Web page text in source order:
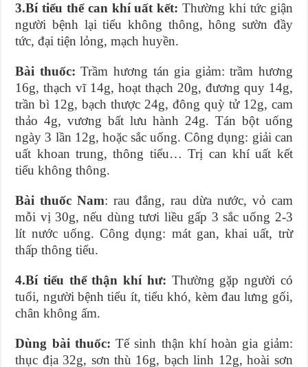
3.Bí tiểu thể can khí uất kết: Thường khi tức giận
người bệnh lại tiểu không thông, hông sườn đầy
tức, đại tiện lỏng, mạch huyền.
Bài thuốc: Trầm hương tán gia giảm: trầm hương
16g, thạch vĩ 14g, hoạt thạch 20g, đương quy 14g,
trần bì 12g, bạch thược 24g, đông quỳ tử 12g, cam
thảo 4g, vương bất lưu hành 24g. Tán bột uống
ngày 3 lần 12g, hoặc sắc uống. Công dụng: giải can
uất khoan trung, thông tiểu… Trị can khí uất kết
tiểu không thông.
Bài thuốc Nam: rau đắng, rau dừa nước, vỏ cam
mỗi vị 30g, nếu dùng tươi liều gấp 3 sắc uống 2-3
lít nước uống. Công dụng: mát gan, khai uất, trừ
thấp thông tiểu.
4.Bí tiểu thể thận khí hư: Thường gặp người có
tuổi, người bệnh tiểu ít, tiểu khó, kèm đau lưng gối,
chân không ấm.
Dùng bài thuốc: Tế sinh thận khí hoàn gia giảm:
thục địa 32g, sơn thù 16g, bạch linh 12g, hoài sơn